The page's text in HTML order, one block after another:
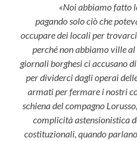
«Noi abbiamo fatto le
pagando solo ciò che
occupare dei locali per
perché non abbiamoville al
giornali borghesi ci accusano
per dividerci dagli operai
armati per fermare i nostri
schiena del compagno
complicità astensionistica
costituzionali, quando